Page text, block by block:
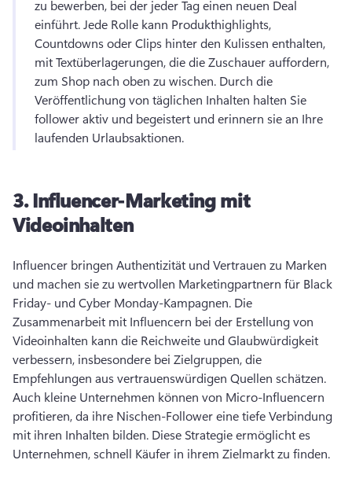
zu bewerben, bei der jeder Tag einen neuen Deal
einführt. Jede Rolle kann Produkthighlights,
Countdowns oder Clips hinter den Kulissen enthalten,
mit Textüberlagerungen, die die Zuschauer auffordern,
zum Shop nach oben zu wischen. Durch die
Veröffentlichung von täglichen Inhalten halten Sie
follower aktiv und begeistert und erinnern sie an Ihre
laufenden Urlaubsaktionen.
3.Influencer-Marketing mit
Videoinhalten
Influencer bringen Authentizität und Vertrauen zu Marken
und machen sie zu wertvollen Marketingpartnern für Black
Friday- und Cyber Monday-Kampagnen. Die
Zusammenarbeit mit Influencern bei der Erstellung von
Videoinhalten kann die Reichweite und Glaubwürdigkeit
verbessern, insbesondere bei Zielgruppen, die
Auch kleine Unternehmen können von Micro-Influencern
profitieren, da ihre Nischen-Follower eine tiefe Verbindung
mit ihren Inhalten bilden. Diese Strategie ermöglicht es
Unternehmen, schnell Käufer in ihrem Zielmarkt zu finden.